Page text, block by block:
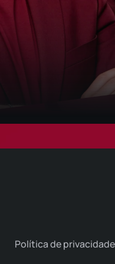
Política de privacidade